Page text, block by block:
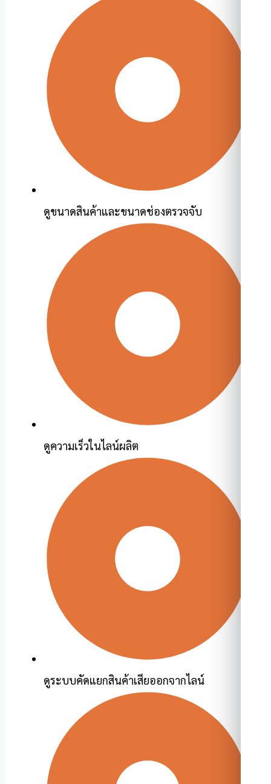
ดูขนาดสินค้าและขนาดช่องตรวจจับ
ดูความเร็วในไลน์ผลิต
ดูระบบคัดแยกสินค้าเสียออกจากไลน์